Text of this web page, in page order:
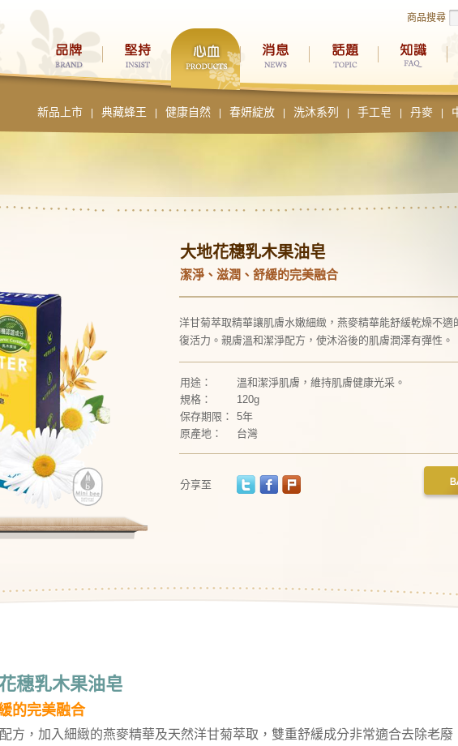
商品搜尋
新品上市 典藏蜂王 健康自然 春妍綻放 洗沐系列 手工皂 丹麥
大地花穗乳木果油皂
潔淨、滋潤、舒緩的完美融合
洋甘菊萃取精華讓肌膚水嫩細緻，燕麥精華能舒緩乾燥不適
復活力。親膚溫和潔淨配方，使沐浴後的肌膚潤澤有彈性。
用途：
溫和潔淨肌膚，維持肌膚健康光采。
規格：
120g
保存期限：
5年
原產地：
台灣
分享至
穗乳木果油皂
的完美融合
方，加入細緻的燕麥精華及天然洋甘菊萃取，雙重舒緩成分非常適合去除老廢